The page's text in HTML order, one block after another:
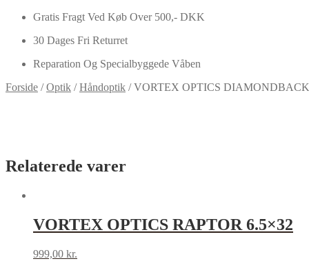
Gratis Fragt Ved Køb Over 500,- DKK
30 Dages Fri Returret
Reparation Og Specialbyggede Våben
Forside /Optik /Håndoptik /VORTEX OPTICS
Relaterede varer
VORTEX OPTICS RAPTOR 6.5×32
999,00 kr.